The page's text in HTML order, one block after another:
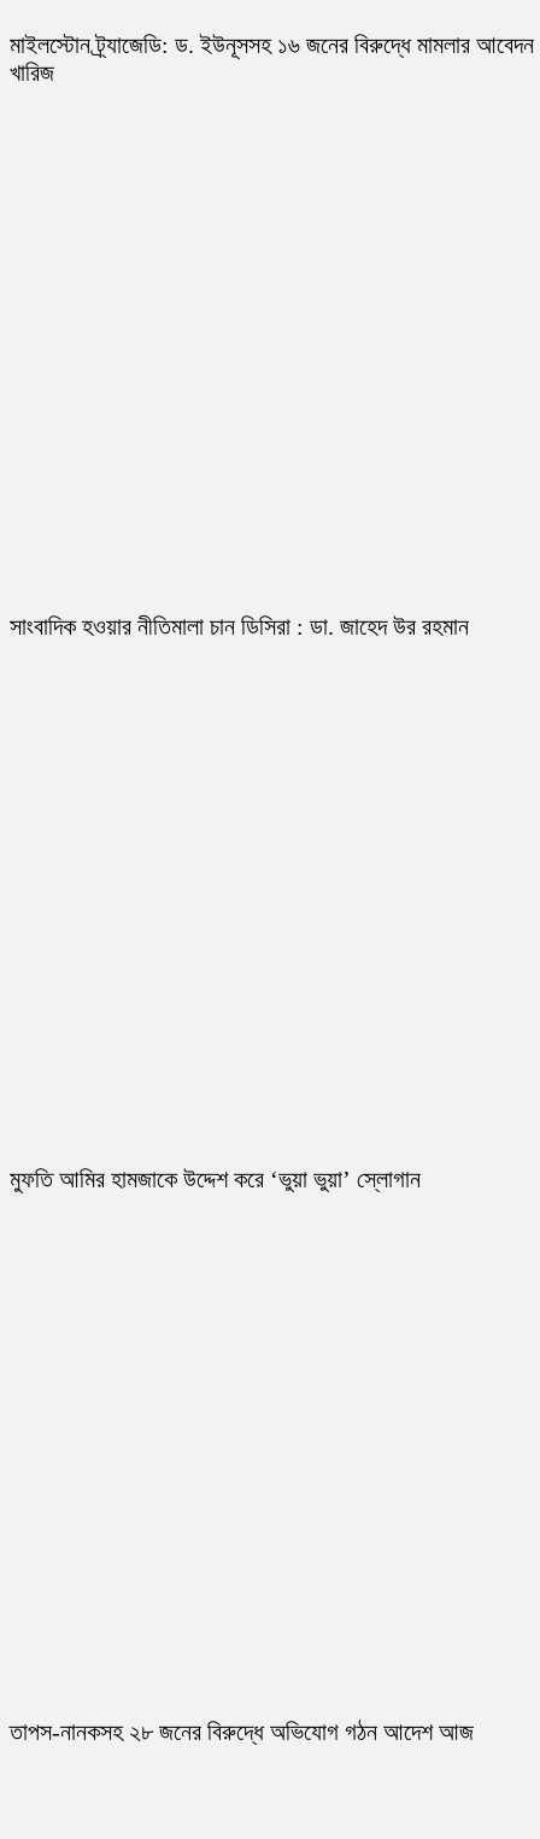
মাইলস্টোন ট্র্যাজেডি: ড. ইউনূসসহ ১৬ জনের বিরুদ্ধে মামলার আবেদন
খারিজ
সাংবাদিক হওয়ার নীতিমালা চান ডিসিরা : ডা. জাহেদ উর রহমান
মুফতি আমির হামজাকে উদ্দেশ করে ‘ভুয়া ভুয়া’ স্লোগান
তাপস-নানকসহ ২৮ জনের বিরুদ্ধে অভিযোগ গঠন আদেশ আজ